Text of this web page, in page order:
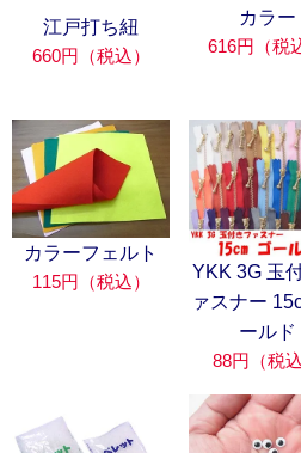
江戸打ち紐
660円（税込）
カラー
616円（税
カラーフェルト
115円（税込）
YKK 3G 玉
ァスナー
ールド
88円（税込